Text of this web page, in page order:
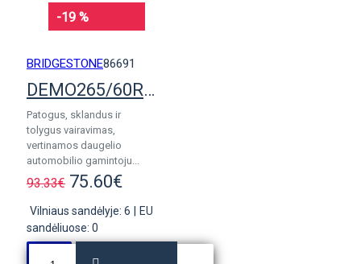
-19 %
BRIDGESTONE86691
DEMO265/60R18 Bridgestone Dueler H/T D684 II
Patogus, sklandus ir
tolygus vairavimas,
vertinamos daugelio
automobilio gamintoju...
93.33€ 75.60€
Vilniaus sandėlyje: 6
EU
sandėliuose: 0